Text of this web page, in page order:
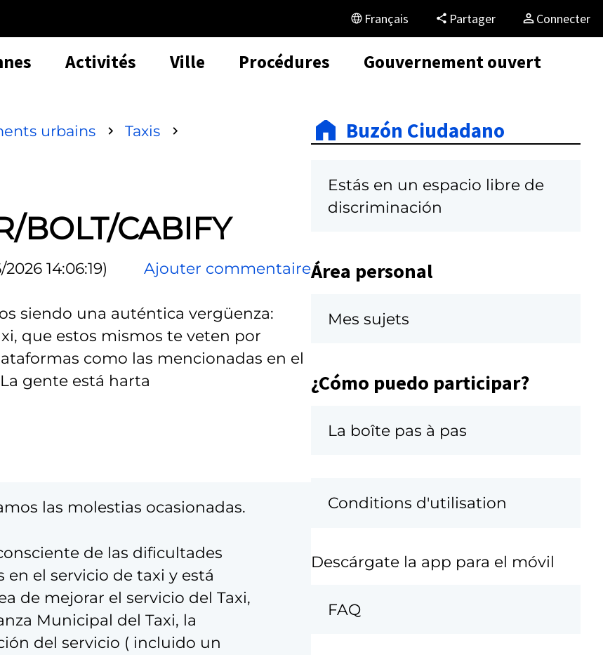
Français Partager Connecter
Activités Ville Procédures Gouvernement ouvert
urbains
Taxis
BOLT/CABIFY
14:06:19) Ajouter commentaire
siendo una auténtica vergüenza:
que estos mismos te veten por
como las mencionadas en el
gente está harta
las molestias ocasionadas.
de las dificultades
el servicio de taxi y está
de mejorar el servicio del Taxi,
Municipal del Taxi, la
del servicio ( incluido un
Buzón Ciudadano
Estás en un espacio libre de
discriminación
Área personal
Mes sujets
¿Cómo puedo participar?
La boîte pas à pas
Conditions d'utilisation
Descárgate la app para el móvil
FAQ